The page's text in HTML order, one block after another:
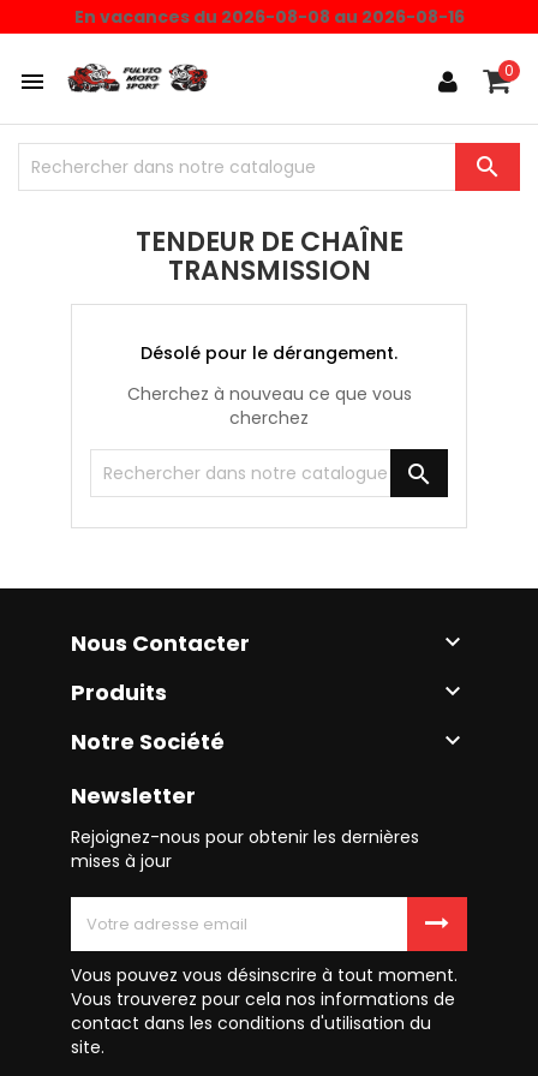
En vacances du 2026-08-08 au 2026-08-16
 0

TENDEUR DE CHAÎNE
TRANSMISSION
Désolé pour le dérangement.
Cherchez à nouveau ce que vous
cherchez

Nous Contacter 
Produits 
Notre Société 
Newsletter
Rejoignez-nous pour obtenir les dernières
mises à jour
Vous pouvez vous désinscrire à tout moment.
Vous trouverez pour cela nos informations de
contact dans les conditions d'utilisation du
site.